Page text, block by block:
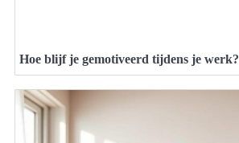
Hoe blijf je gemotiveerd tijdens je werk?